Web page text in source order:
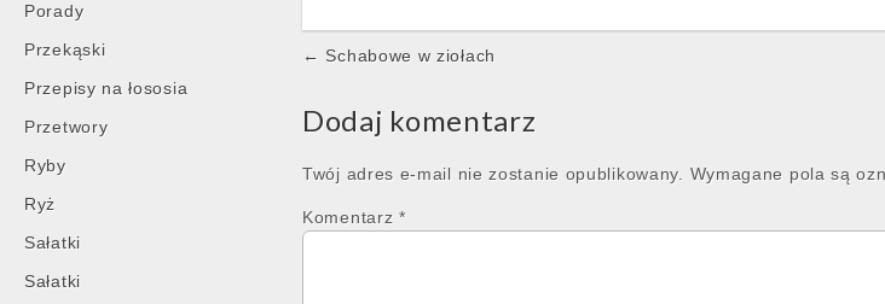
Porady
Przekąski
Przepisy na łososia
Przetwory
Ryby
Ryż
Sałatki
Sałatki
Post
← Schabowe w ziołach
Dodaj komentarz
Twój adres e-mail nie zostanie opublikowany. Wymagane pola są
Komentarz *